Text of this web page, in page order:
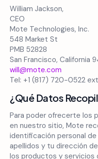
William Jackson,
CEO
Mote Technologies, Inc.
548 Market St
PMB 52828
San Francisco, California
will@mote.com
Tel: +1 (817) 720-0522
¿Qué Datos
Para poder ofrecerte los
en nuestro sitio, Mote
identificación personal
apellidos y tu dirección
los productos y servicios